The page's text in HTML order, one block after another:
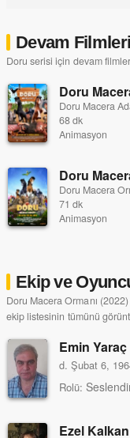
Devam Filmleri
Doru serisi için devam
Doru
Doru Macera
68 dk
Animasyon
Doru
Doru Macera
71 dk
Animasyon
Ekip ve
Doru Macera Ormanı
ekip listesinin tümünü
Emin Yaraç
d. Şubat 6,
Rolü:
Ezel Kalkan